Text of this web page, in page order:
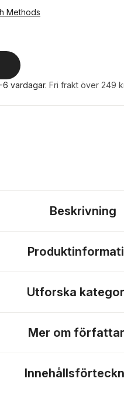
Methods
6 vardagar. Fri frakt över 249
Beskrivning
Utforska
Mer om